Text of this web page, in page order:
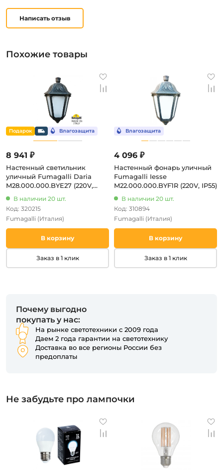
Написать отзыв
Похожие товары
8 941 ₽
Настенный светильник
уличный Fumagalli Daria
M28.000.000.BYE27 (220V,
В наличии 20 шт.
Код: 320215
Fumagalli (Италия)
В корзину
Заказ в 1 клик
4 096 ₽
Настенный фонарь уличный
Fumagalli Iesse
M22.000.000.BYF1R (220V, IP55)
В наличии 20 шт.
Код: 310894
Fumagalli (Италия)
В корзину
Заказ в 1 клик
Почему выгодно
покупать у нас:
На рынке светотехники с 2009 года
Даем 2 года гарантии на светотехнику
Доставка во все регионы России без
предоплаты
Не забудьте про лампочки